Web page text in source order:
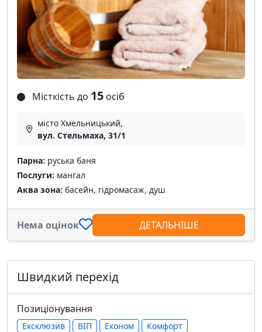
Місткість до 15 осіб
місто Хмельницький,
вул. Стельмаха, 31/1
Парна: руська баня
Послуги: мангал
Аква зона: басейн, гідромасаж, душ
Нема оцінок ДЕТАЛЬНІШЕ
Швидкий перехід
Позиціонування
Ексклюзив ВІП Економ Комфорт